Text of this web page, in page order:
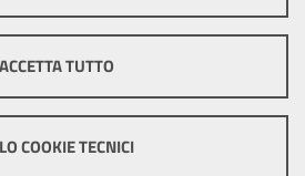
Essi non raccolgono i tuoi dati e le tue
per scopi di marketing e profilazione, e
senza bisogno di acquisire il tuo
ACCETTA TUTTO
COOKIE TECNICI
Cookie